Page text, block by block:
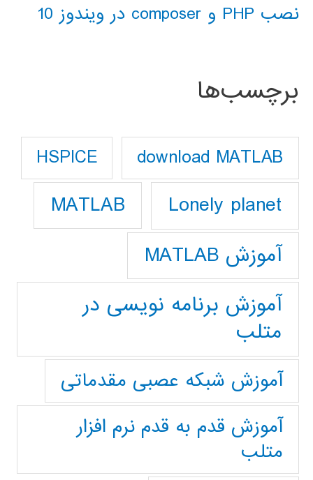
نصب PHP و composer در ویندوز 10
برچسب‌ها
download MATLAB
HSPICE
Lonely planet
MATLAB
آموزش MATLAB
آموزش برنامه نویسی در
متلب
آموزش شبکه عصبی مقدماتی
آموزش قدم به قدم نرم افزار
متلب